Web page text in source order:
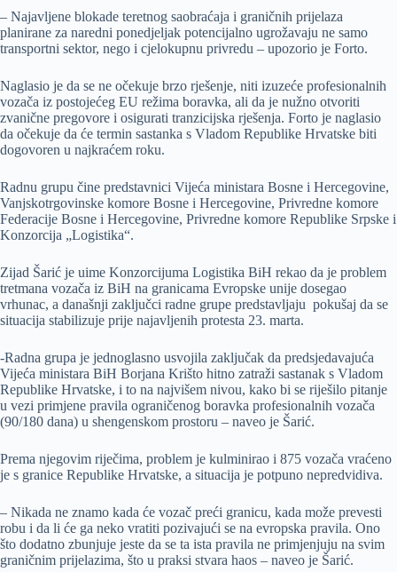
– Najavljene blokade teretnog saobraćaja i graničnih prijelaza
planirane za naredni ponedjeljak potencijalno ugrožavaju ne samo
transportni sektor, nego i cjelokupnu privredu – upozorio je Forto.
Naglasio je da se ne očekuje brzo rješenje, niti izuzeće profesionalnih
vozača iz postojećeg EU režima boravka, ali da je nužno otvoriti
zvanične pregovore i osigurati tranzicijska rješenja. Forto je naglasio
da očekuje da će termin sastanka s Vladom Republike Hrvatske biti
dogovoren u najkraćem roku.
Radnu grupu čine predstavnici Vijeća ministara Bosne i Hercegovine,
Vanjskotrgovinske komore Bosne i Hercegovine, Privredne komore
Federacije Bosne i Hercegovine, Privredne komore Republike Srpske i
Konzorcija „Logistika“.
Zijad Šarić je uime Konzorcijuma Logistika BiH rekao da je problem
tretmana vozača iz BiH na granicama Evropske unije dosegao
vrhunac, a današnji zaključci radne grupe predstavljaju pokušaj da se
situacija stabilizuje prije najavljenih protesta 23. marta.
-Radna grupa je jednoglasno usvojila zaključak da predsjedavajuća
Vijeća ministara BiH Borjana Krišto hitno zatraži sastanak s Vladom
Republike Hrvatske, i to na najvišem nivou, kako bi se riješilo pitanje
u vezi primjene pravila ograničenog boravka profesionalnih vozača
(90/180 dana) u shengenskom prostoru – naveo je Šarić.
Prema njegovim riječima, problem je kulminirao i 875 vozača vraćeno
je s granice Republike Hrvatske, a situacija je potpuno nepredvidiva.
– Nikada ne znamo kada će vozač preći granicu, kada može prevesti
robu i da li će ga neko vratiti pozivajući se na evropska pravila. Ono
što dodatno zbunjuje jeste da se ta ista pravila ne primjenjuju na svim
graničnim prijelazima, što u praksi stvara haos – naveo je Šarić.